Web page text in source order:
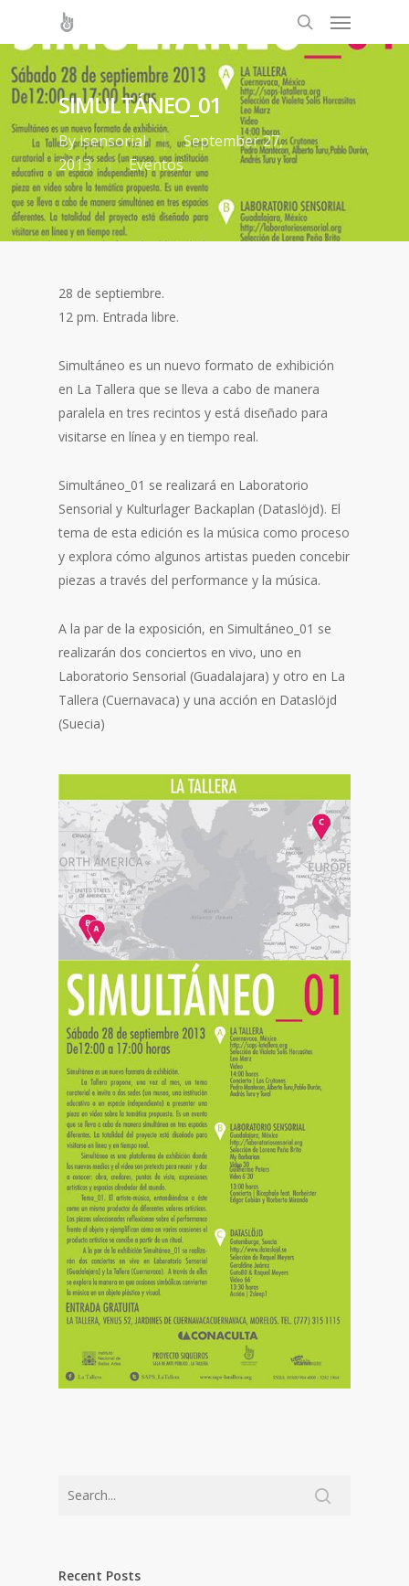
SIMULTÁNEO_01
Bylsensorial
September 27,
2013
Eventos
28 de septiembre.
12 pm. Entrada libre.
Simultáneo es un nuevo formato de exhibición
en La Tallera que se lleva a cabo de manera
paralela en tres recintos y está diseñado para
visitarse en línea y en tiempo real.
Simultáneo_01 se realizará en Laboratorio
Sensorial y Kulturlager Backaplan (Dataslöjd). El
tema de esta edición es la música como proceso
y explora cómo algunos artistas pueden concebir
piezas a través del performance y la música.
A la par de la exposición, en Simultáneo_01 se
realizarán dos conciertos en vivo, uno en
Laboratorio Sensorial (Guadalajara) y otro en La
Tallera (Cuernavaca) y una acción en Dataslöjd
(Suecia)
Recent Posts